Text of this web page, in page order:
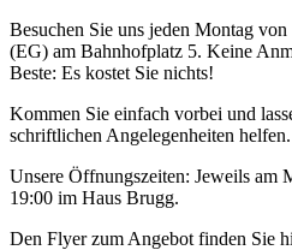
Besuchen Sie uns jeden Montag
(EG) am Bahnhofplatz 5. Keine
Beste: Es kostet Sie nichts!
Kommen Sie einfach vorbei und
schriftlichen Angelegenheiten
Unsere Öffnungszeiten: Jeweils am
19:00 im Haus Brugg.
Den Flyer zum Angebot finden Sie